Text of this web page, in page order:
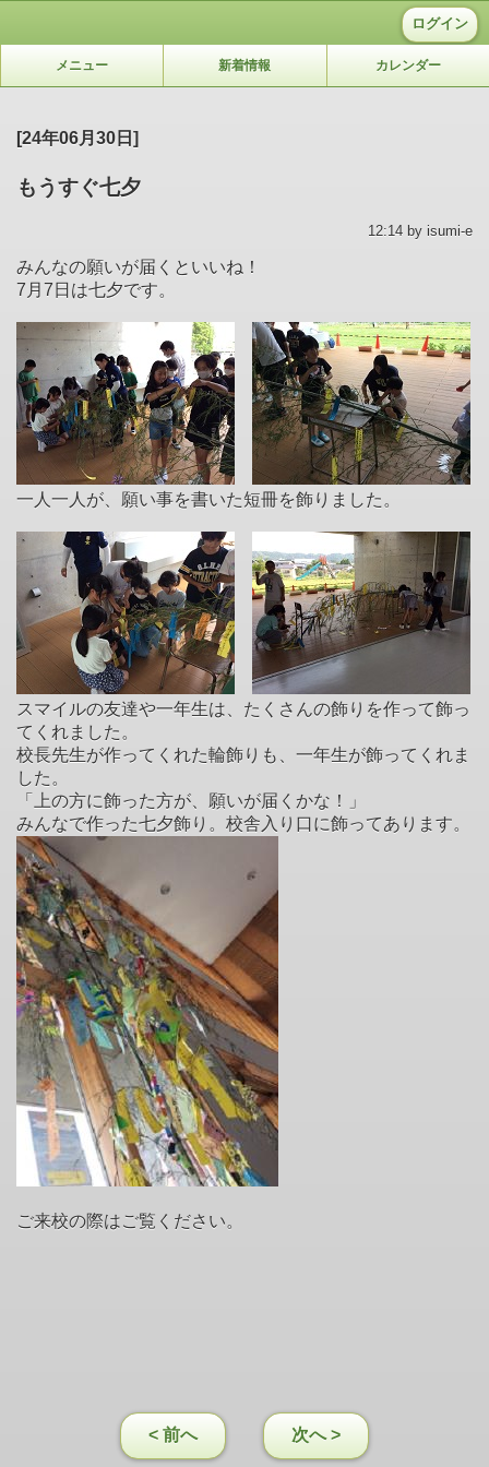
ログイン
メニュー 新着情報 カレンダー
[24年06月30日]
もうすぐ七夕
12:14 by isumi-e
みんなの願いが届くといいね！
7月7日は七夕です。
一人一人が、願い事を書いた短冊を飾りました。
スマイルの友達や一年生は、たくさんの飾りを作って飾っ
てくれました。
校長先生が作ってくれた輪飾りも、一年生が飾ってくれま
した。
「上の方に飾った方が、願いが届くかな！」
みんなで作った七夕飾り。校舎入り口に飾ってあります。
ご来校の際はご覧ください。
< 前へ 次へ >